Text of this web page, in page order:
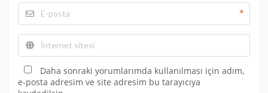
*
Daha sonraki yorumlarımda kullanılması için adım,
e-posta adresim ve site adresim bu tarayıcıya